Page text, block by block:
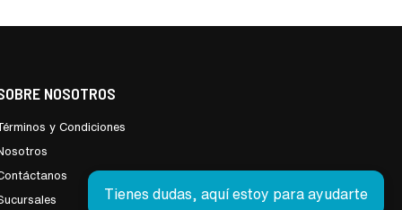
NOSOTROS
y Condiciones
Tienes dudas, aquí estoy para ayudarte